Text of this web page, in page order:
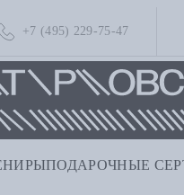
+7 (495) 229-75-47
ПОДАРОЧНЫЕ